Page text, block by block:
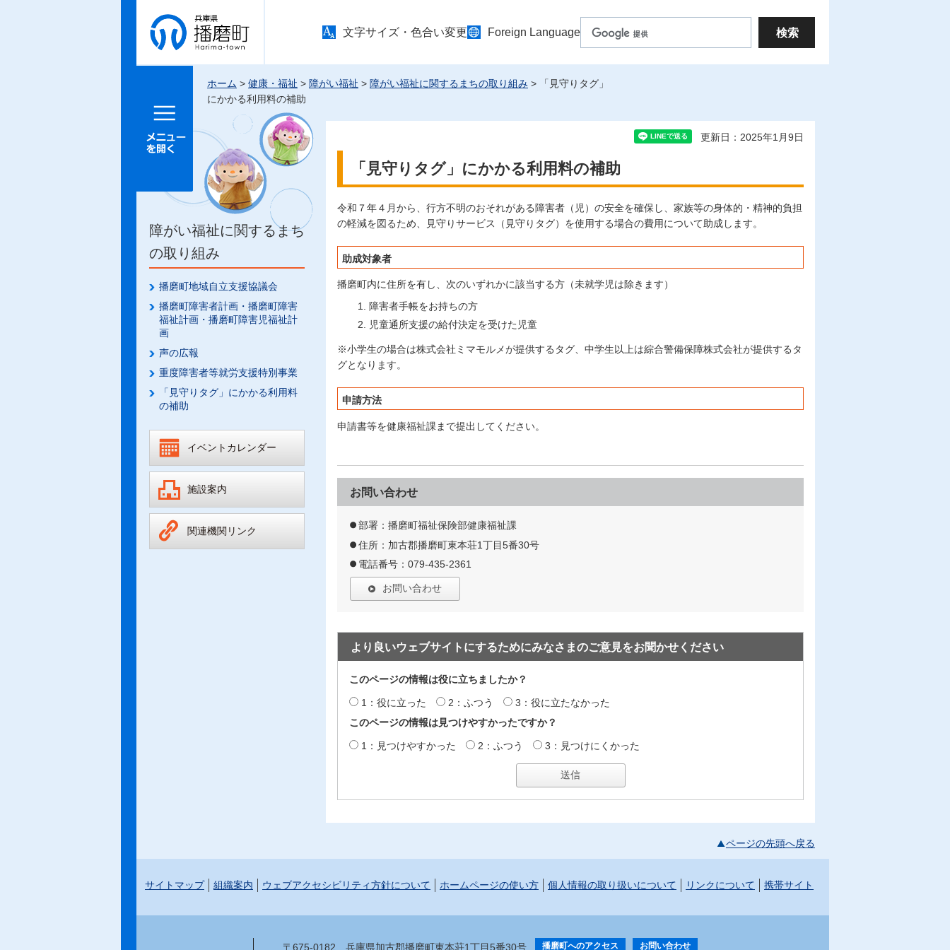
兵庫県 播
磨町
文字サイズ・色合い変更 Foreign Language
メニュー
ホーム > 健康・福祉 > 障がい福祉 > 障がい福祉に関するまちの取り組み > 「見守りタグ」
にかかる利用料の補助
障がい福祉に関するまち
の取り組み
播磨町地域自立支援協議会
播磨町障害者計画・播磨町障害
福祉計画・播磨町障害児福祉計
画
声の広報
重度障害者等就労支援特別事業
「見守りタグ」にかかる利用料
の補助
イベントカレンダー
施設案内
関連機関リンク
更新日：2025年1月9日
「見守りタグ」にかかる利用料の補助
令和７年４月から、行方不明のおそれがある障害者（児）の安全を確保し、家族等の身体的・精神的負担
の軽減を図るため、見守りサービス（見守りタグ）を使用する場合の費用について助成します。
助成対象者
播磨町内に住所を有し、次のいずれかに該当する方（未就学児は除きます）
障害者手帳をお持ちの方
児童通所支援の給付決定を受けた児童
※小学生の場合は株式会社ミマモルメが提供するタグ、中学生以上は綜合警備保障株式会社が提供するタ
グとなります。
申請方法
申請書等を健康福祉課まで提出してください。
お問い合わせ
部署：播磨町福祉保険部健康福祉課
住所：加古郡播磨町東本荘1丁目5番30号
電話番号：079-435-2361
お問い合わせ
より良いウェブサイトにするためにみなさまのご意見をお聞かせください
このページの情報は役に立ちましたか？
1：役に立った 2：ふつう
3：役に立たなかった
このページの情報は見つけやすかったですか？
1：見つけやすかった 2：ふつう 3：見つけにくかった
ページの先頭へ戻る
サイトマップ 組織案内 ウェブアクセシビリティ方針について ホームページの使い方 個人情報の取り扱いについて リンクについて 携帯サイト
〒675-0182 兵庫県加古郡播磨町東本荘1丁目5番30号 播磨町へのアクセス お問い合わせ